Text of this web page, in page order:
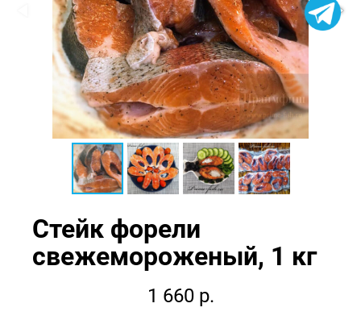
Стейк форели
свежемороженый, 1 кг
1 660 р.